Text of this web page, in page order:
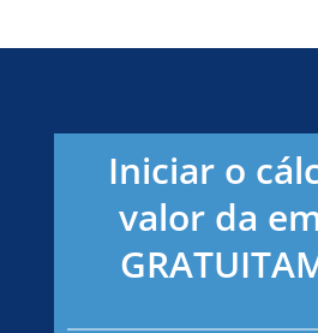
Iniciar o
valor da